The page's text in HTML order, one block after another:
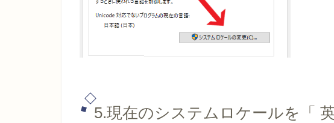
5.現在のシステムロケールを「